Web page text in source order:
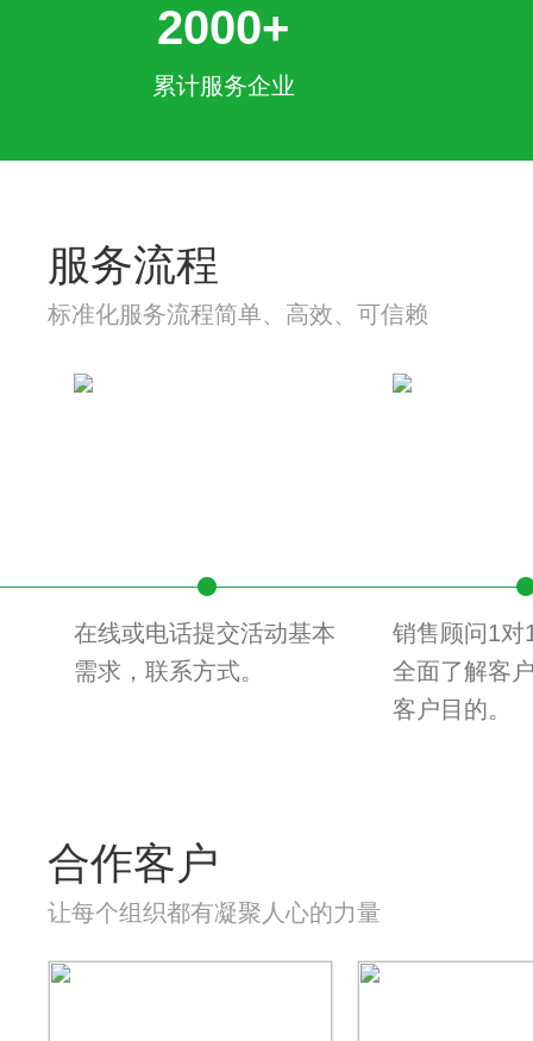
2000+
累计服务企业
服务流程
标准化服务流程简单、高效、可信赖
在线或电话提交活动基本
需求，联系方式。
销售顾问1对
全面了解客
客户目的。
合作客户
让每个组织都有凝聚人心的力量